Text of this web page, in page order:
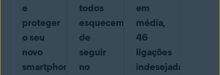
e
proteger
o seu
novo
smartphone
todos
esquecem
de
seguir
no
em
média,
46
ligações
indesejadas